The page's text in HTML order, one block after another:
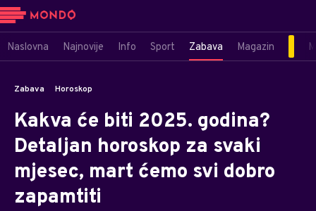
Naslovna Najnovije Info Sport Zabava Magazin
Zabava Horoskop
Kakva će biti 2025. godina?
Detaljan horoskop za svaki
mjesec, mart ćemo svi dobro
zapamtiti